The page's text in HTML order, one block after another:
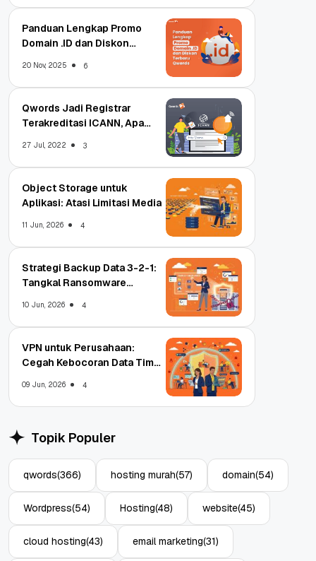
Panduan Lengkap Promo
Domain .ID dan Diskon
20 Nov, 2025 6
Qwords Jadi Registrar
Terakreditasi ICANN, Apa
27 Jul, 2022 3
Object Storage untuk
Aplikasi: Atasi Limitasi Media
11 Jun, 2026 4
Strategi Backup Data 3-2-1:
Tangkal Ransomware
10 Jun, 2026 4
VPN untuk Perusahaan:
Cegah Kebocoran Data Tim
09 Jun, 2026 4
Topik Populer
qwords(366) hosting murah(57) domain(54)
Wordpress(54) Hosting(48) website(45)
cloud hosting(43) email marketing(31)